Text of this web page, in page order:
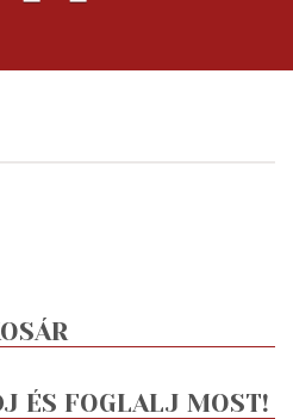
ÉS FOGLALJ MOST!